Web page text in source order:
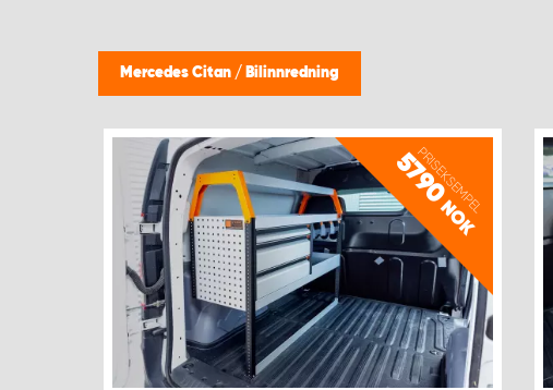
Mercedes Citan / Bilinnredning
PRISEKSEMPEL
5790
NOK